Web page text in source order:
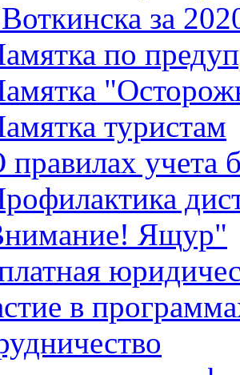
за
по
туристам
правилах учета
Ящур"
в